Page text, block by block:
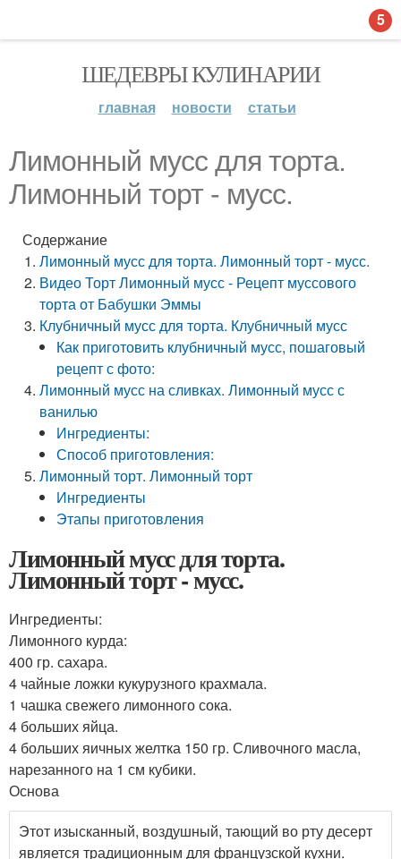
ШЕДЕВРЫ КУЛИНАРИИ
главная новости статьи
Лимонный мусс для торта.
Лимонный торт - мусс.
Содержание
Лимонный мусс для торта. Лимонный торт - мусс.
Видео Торт Лимонный мусс - Рецепт муссового
торта от Бабушки Эммы
Клубничный мусс для торта. Клубничный мусс
Как приготовить клубничный мусс, пошаговый
рецепт с фото:
Лимонный мусс на сливках. Лимонный мусс с
ванилью
Ингредиенты:
Способ приготовления:
Лимонный торт. Лимонный торт
Ингредиенты
Этапы приготовления
Лимонный мусс для торта.
Лимонный торт - мусс.
Ингредиенты:
Лимонного курда:
400 гр. сахара.
4 чайные ложки кукурузного крахмала.
1 чашка свежего лимонного сока.
4 больших яйца.
4 больших яичных желтка 150 гр. Сливочного масла,
нарезанного на 1 см кубики.
Основа
Этот изысканный, воздушный, тающий во рту десерт
является традиционным для французской кухни.
5